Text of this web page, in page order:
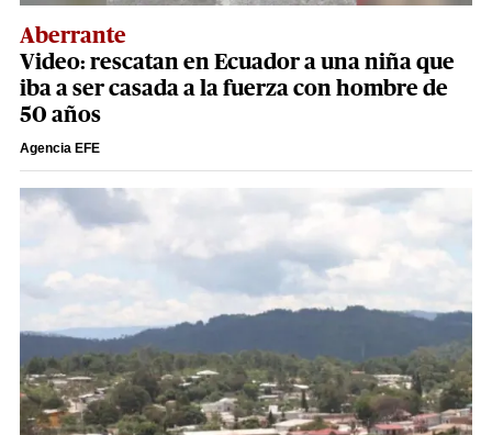
Aberrante
Video: rescatan en Ecuador a una niña que
iba a ser casada a la fuerza con hombre de
50 años
Agencia EFE